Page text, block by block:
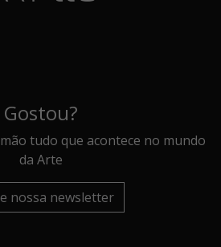
Gostou?
tudo que acontece no mundo
da Arte
nossa newsletter